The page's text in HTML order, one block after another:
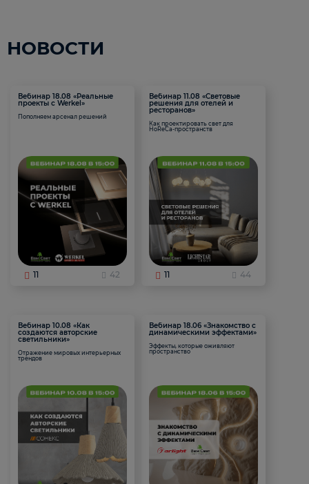
НОВОСТИ
Вебинар 18.08 «Реальные
проекты с Werkel»
Пополняем арсенал решений
11 42
Вебинар 11.08 «Световые
решения для отелей и
ресторанов»
Как проектировать свет для
HoReCa-пространств
11 44
Вебинар 10.08 «Как
создаются авторские
светильники»
Отражение мировых интерьерных
трендов
Вебинар 18.06 «Знакомство с
динамическими эффектами»
Эффекты, которые оживляют
пространство